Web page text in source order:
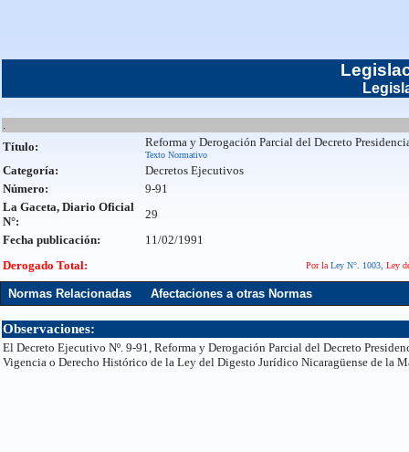
...
.
Título: Reforma y Derogación Parcial del Decreto
Texto Normativo
Categoría:
Decretos Ejecutivos
Número:
9-91
La Gaceta, Diario Oficial
N°:
29
Fecha publicación:
11/02/1991
Derogado Total:
Por la Ley N°. 1003, Ley
Normas Relacionadas Afectaciones a otras Normas
Observaciones:
El Decreto Ejecutivo Nº. 9-91, Reforma y Derogación Parcial del Decreto
Vigencia o Derecho Histórico de la Ley del Digesto Jurídico Nicaragüense de la